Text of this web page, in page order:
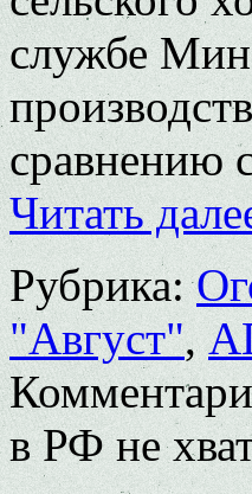
службе
сравнению
Читать
Рубрика:
"Август",
в РФ не